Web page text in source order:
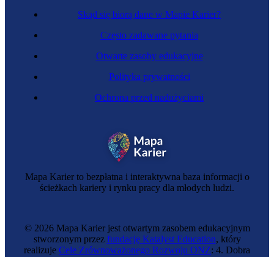
Mapa Karier to bezpłatna i interaktywna baza informacji o
ścieżkach kariery i rynku pracy dla młodych ludzi.
Skąd się biorą dane w Mapie Karier?
Często zadawane pytania
Otwarte zasoby edukacyjne
Polityka prywatności
Ochrona przed nadużyciami
© 2026 Mapa Karier jest otwartym zasobem edukacyjnym
stworzonym przez fundację Katalyst Education, który
realizuje Cele Zrównoważonego Rozwoju ONZ: 4. Dobra